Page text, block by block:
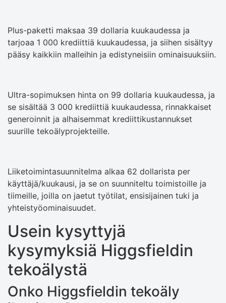
Plus-paketti maksaa 39 dollaria kuukaudessa ja
tarjoaa 1 000 krediittiä kuukaudessa, ja siihen sisältyy
pääsy kaikkiin malleihin ja edistyneisiin ominaisuuksiin.
Ultra-sopimuksen hinta on 99 dollaria kuukaudessa, ja
se sisältää 3 000 krediittiä kuukaudessa, rinnakkaiset
generoinnit ja alhaisemmat krediittikustannukset
suurille tekoälyprojekteille.
Liiketoimintasuunnitelma alkaa 62 dollarista per
käyttäjä/kuukausi, ja se on suunniteltu toimistoille ja
tiimeille, joilla on jaetut työtilat, ensisijainen tuki ja
yhteistyöominaisuudet.
Usein kysyttyjä
kysymyksiä Higgsfieldin
tekoälystä
Onko Higgsfieldin tekoäly